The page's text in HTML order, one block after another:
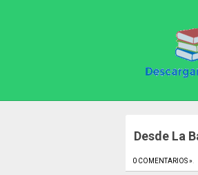
Desde La
0 COMENTARIOS »